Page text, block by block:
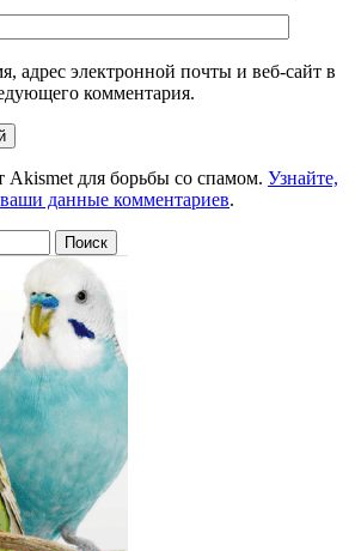
адрес электронной почты и веб-сайт в
комментария.
Akismet для борьбы со спамом. Узнайте,
данные комментариев.